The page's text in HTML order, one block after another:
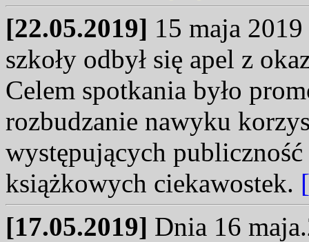
[22.05.2019] 15 maja
szkoły odbył się apel z
Celem spotkania było
rozbudzanie nawyku
występujących publiczność
książkowych ciekawostek.
[17.05.2019] Dnia 16